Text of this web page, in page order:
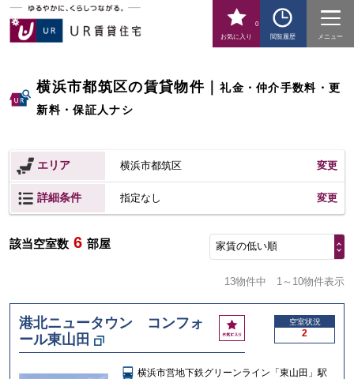
お気に入り
0
閲覧履歴
メニュー
横浜市都筑区の賃貸物件｜礼金・仲介手数料・更
新料・保証人ナシ
エリア 横浜市都筑区 変更
詳細条件 指定なし 変更
該当空室数 6 部屋 家賃の低い順
13物件中 1～10物件表示
港北ニュータウン コンフォ
ール東山田
お
気
に
入
空室状況
2
横浜市営地下鉄グリーンライン「東山田」駅